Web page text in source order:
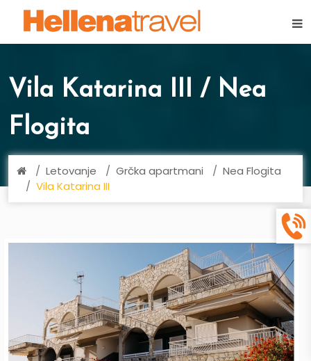
Vila Katarina III / Nea
Flogita
Letovanje Grčka apartmani
Nea Flogita
Vila Katarina III